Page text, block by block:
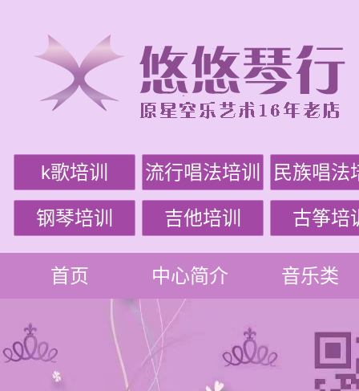
k歌培训 流行唱法培训 民族唱法
钢琴培训 吉他培训 古筝培
首页 中心简介 音乐类